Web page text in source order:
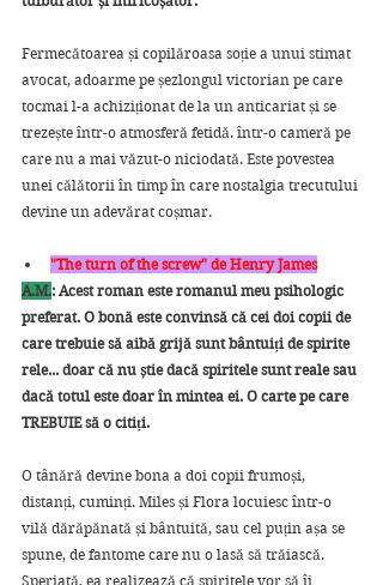
Fermecătoarea și copilăroasa soție a unui stimat
avocat, adoarme pe șezlongul victorian pe care
tocmai l-a achiziționat de la un anticariat și se
trezește într-o atmosferă fetidă. într-o cameră pe
care nu a mai văzut-o niciodată. Este povestea
unei călătorii în timp în care nostalgia trecutului
devine un adevărat coșmar.
"The turn of the screw" de Henry James
A.M.: Acest roman este romanul meu psihologic
preferat. O bonă este convinsă că cei doi copii de
care trebuie să aibă grijă sunt bântuiți de spirite
rele... doar că nu știe dacă spiritele sunt reale sau
dacă totul este doar în mintea ei. O carte pe care
TREBUIE să o citiți.
O tânără devine bona a doi copii frumoși,
distanți, cuminți. Miles și Flora locuiesc într-o
vilă dărăpănată și bântuită, sau cel puțin așa se
spune, de fantome care nu o lasă să trăiască.
Speriată, ea realizează că spiritele vor să îi